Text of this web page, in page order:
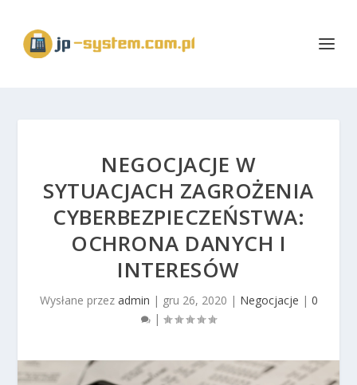
NEGOCJACJE W
SYTUACJACH ZAGROŻENIA
CYBERBEZPIECZEŃSTWA:
OCHRONA DANYCH I
INTERESÓW
Wysłane przez admin | gru 26, 2020 | Negocjacje | 0
|